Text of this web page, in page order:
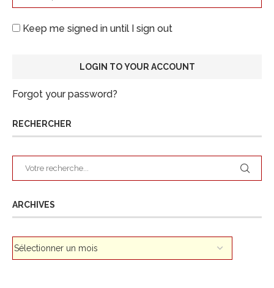
Keep me signed in until I sign out
Forgot your password?
RECHERCHER
ARCHIVES